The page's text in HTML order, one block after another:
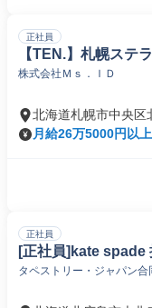
正社員
【TEN.】札幌ステ
株式会社Ｍｓ．ＩＤ
北海道札幌市中央区
月給26万5000円以上
正社員
[正社員]kate spade
タペストリー・ジャパン合